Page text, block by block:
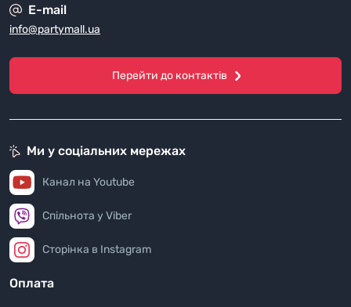
E-mail
info@partymall.ua
Перейти до контактів
Ми у соціальних мережах
Канал на Youtube
Спільнота у Viber
Сторінка в Instagram
Оплата